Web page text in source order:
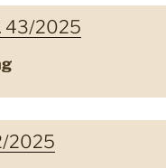
43/2025
2025